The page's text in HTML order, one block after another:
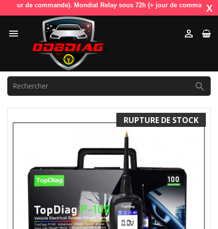
de commande). Mondial Relay sous 72h (+ jour de commande). X
 

PROMO !
RUPTURE DE STOCK